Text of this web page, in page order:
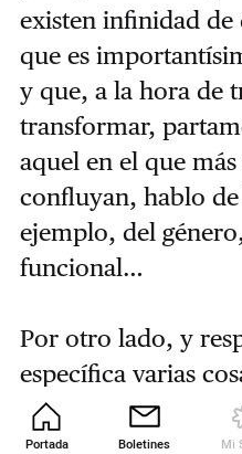
Portada Boletines Mi
existen infinidad de
que es
y que, a la hora de
transformar,
aquel en el que
confluyan, hablo
ejemplo, del
funcional…
Por otro lado, y
específica varias
1. Raza y clase
Pregúntate a